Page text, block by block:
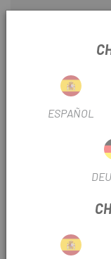
- Changement de
- Conception à
vitesses) -10-45D
- Diminution de la
poulie de dérailleur
- Poulie 13D plus
ESPAÑOL